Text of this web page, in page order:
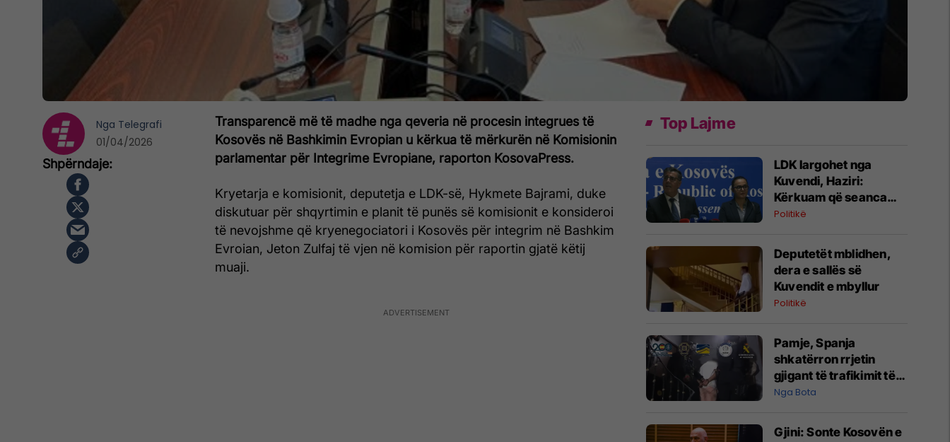
Transparencë më të madhe nga qeveria në procesin integrues të
Kosovës në Bashkimin Evropian u kërkua të mërkurën në Komisionin
parlamentar për Integrime Evropiane, raporton KosovaPress.
Kryetarja e komisionit, deputetja e LDK-së, Hykmete Bajrami, duke
diskutuar për shqyrtimin e planit të punës së komisionit e konsideroi
të nevojshme që kryenegociatori i Kosovës për integrim në Bashkim
Evroian, Jeton Zulfaj të vjen në komision për raportin gjatë këtij
muaji.
Nga Telegrafi
01/04/2026
Top Lajme
LDK largohet nga
Kuvendi, Haziri:
Kërkuam që seanca
konstituive të mbahet
Politikë
Deputetët mblidhen,
dera e sallës së
Kuvendit e mbyllur
Politikë
Pamje, Spanja
shkatërron rrjetin
gjigant të trafikimit të
emigrantëve dhe
Nga Bota
Gjini: Sonte Kosovën e